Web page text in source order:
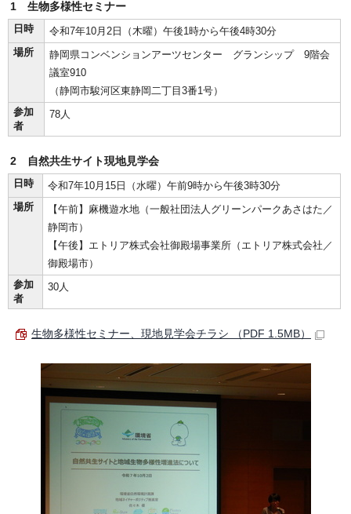
1 生物多様性セミナー
日時
令和7年10月2日（木曜）午後1時から午後4時30分
場所
静岡県コンベンションアーツセンター グランシップ 9階会
議室910
（静岡市駿河区東静岡二丁目3番1号）
参加
者
78人
2 自然共生サイト現地見学会
日時
令和7年10月15日（水曜）午前9時から午後3時30分
場所
【午前】麻機遊水地（一般社団法人グリーンパークあさはた／
静岡市）
【午後】エトリア株式会社御殿場事業所（エトリア株式会社／
御殿場市）
参加
者
30人
生物多様性セミナー、現地見学会チラシ （PDF 1.5MB）